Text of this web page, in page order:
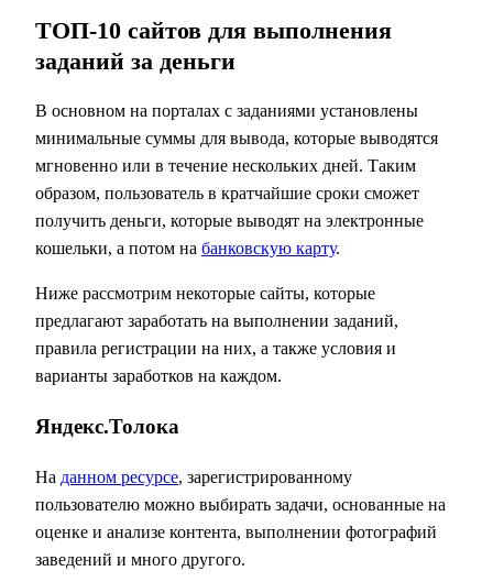
ТОП-10 сайтов для выполнения
заданий за деньги
В основном на порталах с заданиями установлены
минимальные суммы для вывода, которые выводятся
мгновенно или в течение нескольких дней. Таким
образом, пользователь в кратчайшие сроки сможет
получить деньги, которые выводят на электронные
кошельки, а потом на банковскую карту.
Ниже рассмотрим некоторые сайты, которые
предлагают заработать на выполнении заданий,
правила регистрации на них, а также условия и
варианты заработков на каждом.
Яндекс.Толока
На данном ресурсе, зарегистрированному
пользователю можно выбирать задачи, основанные на
оценке и анализе контента, выполнении фотографий
заведений и много другого.